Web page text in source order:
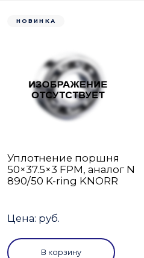
НОВИНКА
Уплотнение поршня
50×37.5×3 FРM, аналог N
890/50 K-ring KNORR
Цена: руб.
В корзину